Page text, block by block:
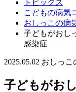
トピックス
こどもの病気
おしっこの病
子どもがおし
感染症
2025.05.02 おしっこ
子どもがお